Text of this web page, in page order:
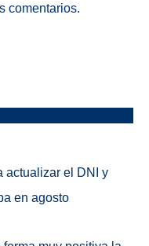
comentarios.
actualizar el DNI y
en agosto